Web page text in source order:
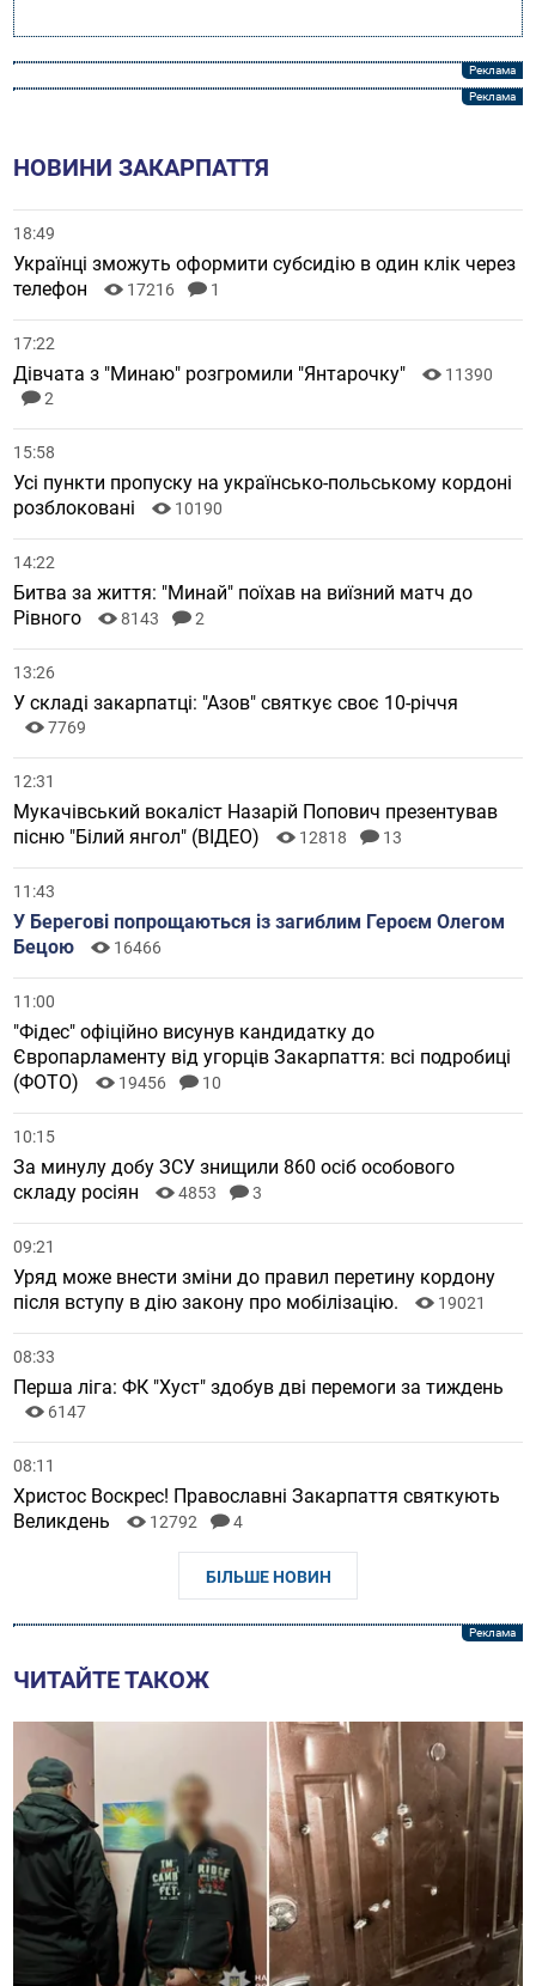
НОВИНИ ЗАКАРПАТТЯ
18:49
Українці зможуть оформити субсидію в один клік через
телефон
17216 1
17:22
Дівчата з "Минаю" розгромили "Янтарочку"
11390
2
15:58
Усі пункти пропуску на українсько-польському кордоні
розблоковані
10190
14:22
Битва за життя: "Минай" поїхав на виїзний матч до
Рівного
8143 2
13:26
У складі закарпатці: "Азов" святкує своє 10-річчя
7769
12:31
Мукачівський вокаліст Назарій Попович презентував
пісню "Білий янгол" (ВІДЕО)
12818 13
11:43
У Берегові попрощаються із загиблим Героєм Олегом
Бецою
16466
11:00
"Фідес" офіційно висунув кандидатку до
Європарламенту від угорців Закарпаття: всі подробиці
(ФОТО)
19456 10
10:15
За минулу добу ЗСУ знищили 860 осіб особового
складу росіян
4853 3
09:21
Уряд може внести зміни до правил перетину кордону
після вступу в дію закону про мобілізацію.
19021
08:33
Перша ліга: ФК "Хуст" здобув дві перемоги за тиждень
6147
08:11
Христос Воскрес! Православні Закарпаття святкують
Великдень
12792 4
БІЛЬШЕ НОВИН
ЧИТАЙТЕ ТАКОЖ